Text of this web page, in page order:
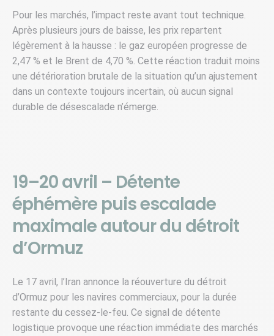
Pour les marchés, l’impact reste avant tout technique.
Après plusieurs jours de baisse, les prix repartent
légèrement à la hausse : le gaz européen progresse de
2,47 % et le Brent de 4,70 %. Cette réaction traduit moins
une détérioration brutale de la situation qu’un ajustement
dans un contexte toujours incertain, où aucun signal
durable de désescalade n’émerge.
19–20 avril – Détente
éphémère puis escalade
maximale autour du détroit
d’Ormuz
Le 17 avril, l’Iran annonce la réouverture du détroit
d’Ormuz pour les navires commerciaux, pour la durée
restante du cessez-le-feu. Ce signal de détente
logistique provoque une réaction immédiate des marchés